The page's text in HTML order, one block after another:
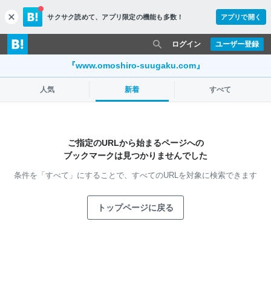
c
l
o
s
サクサク読めて、 アプリ限定の機能も多数！ アプリで開く
ユーザー登録
ログイン
『www.omoshiro-suugaku.com』
人気 新着 すべて
ご指定のURLから始まるページへの
ブックマークは見つかりませんでした
条件を「すべて」にすることで、 すべてのURLを対象に検索できます
トップページに戻る